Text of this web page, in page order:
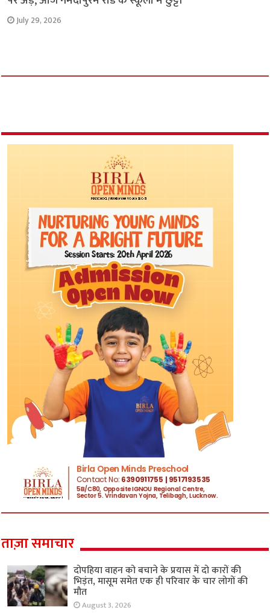
July 29, 2026
ताज़ा समाचार
दोपहिया वाहन को बचाने के प्रयास में दो कारों की
भिड़ंत, मासूम समेत एक ही परिवार के चार लोगों की
मौत
August 3, 2026